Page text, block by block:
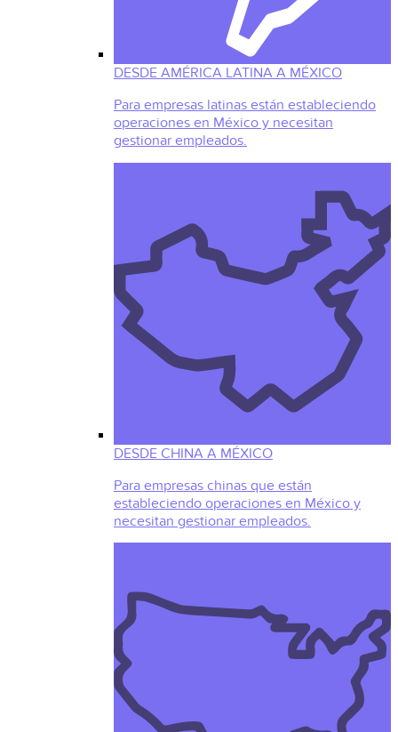
DESDE AMÉRICA LATINA A MÉXICO
Para empresas latinas están estableciendo
operaciones en México y necesitan
gestionar empleados.
DESDE CHINA A MÉXICO
Para empresas chinas que están
estableciendo operaciones en México y
necesitan gestionar empleados.